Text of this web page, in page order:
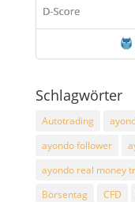
Schlagwörter
Autotrading
ayondo follower
ayondo real money
Börsentag
CFD